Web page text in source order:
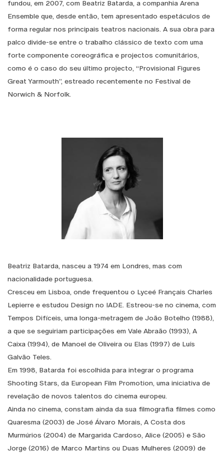
fundou, em 2007, com Beatriz Batarda, a companhia Arena
Ensemble que, desde então, tem apresentado espetáculos de
forma regular nos principais teatros nacionais. A sua obra para
palco divide-se entre o trabalho clássico de texto com uma
forte componente coreográfica e projectos comunitários,
como é o caso do seu último projecto, “Provisional Figures
Great Yarmouth”, estreado recentemente no Festival de
Norwich & Norfolk.
Beatriz Batarda, nasceu a 1974 em Londres, mas com
nacionalidade portuguesa.
Cresceu em Lisboa, onde frequentou o Lyceé Français Charles
Lepierre e estudou Design no IADE. Estreou-se no cinema, com
Tempos Difíceis, uma longa-metragem de João Botelho (1988),
a que se seguiriam participações em Vale Abraão (1993), A
Caixa (1994), de Manoel de Oliveira ou Elas (1997) de Luís
Galvão Teles.
Em 1998, Batarda foi escolhida para integrar o programa
Shooting Stars, da European Film Promotion, uma iniciativa de
revelação de novos talentos do cinema europeu.
Ainda no cinema, constam ainda da sua filmografia filmes como
Quaresma (2003) de José Álvaro Morais, A Costa dos
Murmúrios (2004) de Margarida Cardoso, Alice (2005) e São
Jorge (2016) de Marco Martins ou Duas Mulheres (2009) de